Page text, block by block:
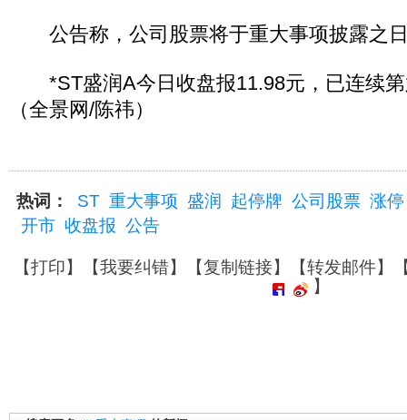
公告称，公司股票将于重大事项披露之
*ST盛润A今日收盘报11.98元，已连续第
（全景网/陈祎）
热词： ST 重大事项 盛润 起停牌 公司股票 涨停
开市 收盘报 公告
【打印】【我要纠错】【复制链接】【转发邮件】
】